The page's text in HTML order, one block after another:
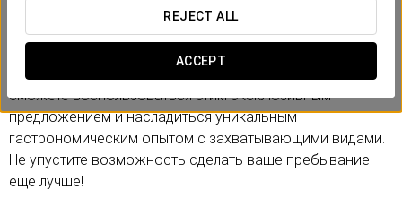
REJECT ALL
ACCEPT
проживанию и получите скидку 10% на дегустационное
меню ресторана Volvoreta в Eurostars Madrid Tower.
Забронировав проживание через наш сайт, вы
сможете воспользоваться этим эксклюзивным
предложением и насладиться уникальным
гастрономическим опытом с захватывающими видами.
Не упустите возможность сделать ваше пребывание
еще лучше!